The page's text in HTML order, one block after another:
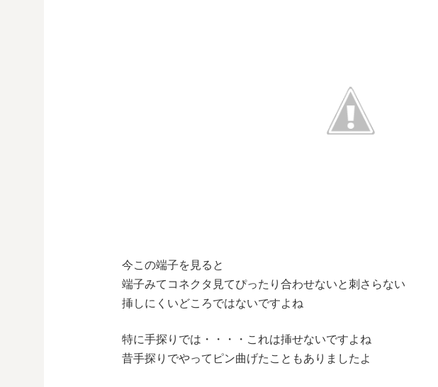
今この端子を見ると
端子みてコネクタ見てぴったり合わせないと刺さらない
挿しにくいどころではないですよね
特に手探りでは・・・・これは挿せないですよね
昔手探りでやってピン曲げたこともありましたよ